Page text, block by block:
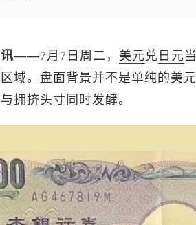
讯——7月7日周二， 美元兑 日元
域。盘面背景并不是单纯的美
拥挤头寸同时发酵。